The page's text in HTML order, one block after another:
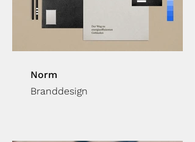
Norm
Branddesign